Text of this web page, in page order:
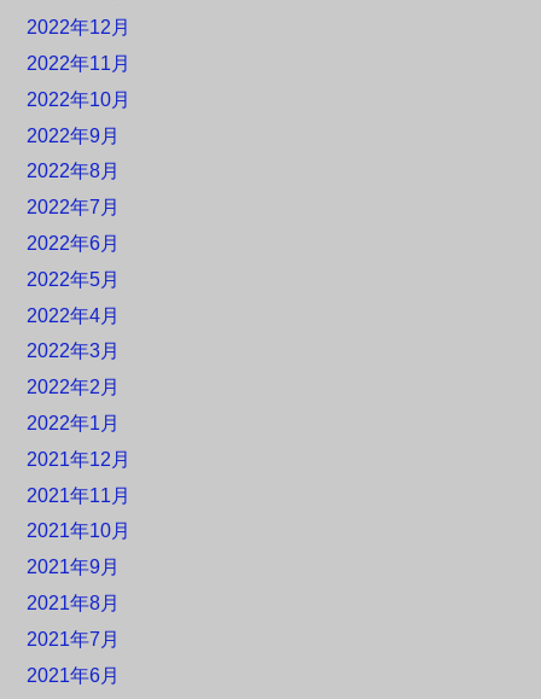
2022年12月
2022年11月
2022年10月
2022年9月
2022年8月
2022年7月
2022年6月
2022年5月
2022年4月
2022年3月
2022年2月
2022年1月
2021年12月
2021年11月
2021年10月
2021年9月
2021年8月
2021年7月
2021年6月